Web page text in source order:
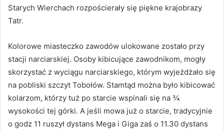
Starych Wierchach rozpościerały się piękne krajobrazy
Tatr.
Kolorowe miasteczko zawodów ulokowane zostało przy
stacji narciarskiej. Osoby kibicujące zawodnikom, mogły
skorzystać z wyciągu narciarskiego, którym wyjeżdżało się
na pobliski szczyt Tobołów. Stamtąd można było kibicować
kolarzom, którzy tuż po starcie wspinali się na ¾
wysokości tej górki. A jeśli mowa już o starcie, tradycyjnie
o godz 11 ruszył dystans Mega i Giga zaś o 11.30 dystans